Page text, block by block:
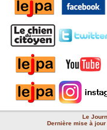
Le
Dernière mise à jour